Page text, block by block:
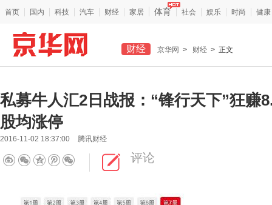
首页 国内 科技 汽车 财经 家居 体育 社会 娱乐 时尚 健康
财经 京华网 > 财经 > 正文
私募牛人汇2日战报：“锋行天下”狂赚
股均涨停
2016-11-02 18:37:00 腾讯财经
评论